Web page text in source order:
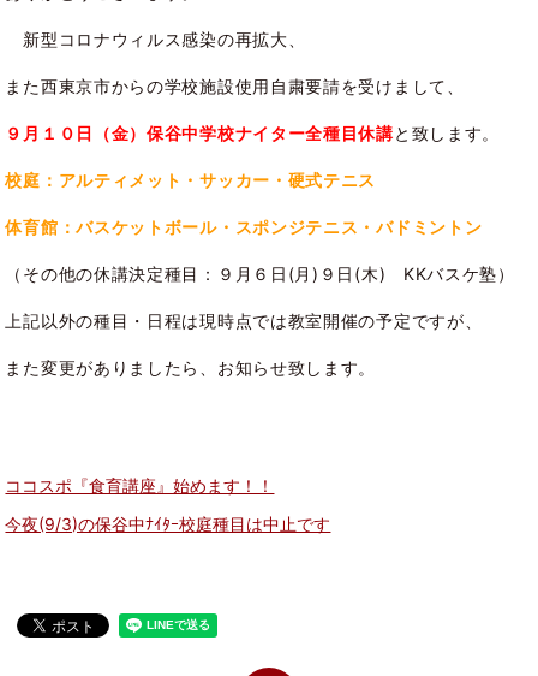
新型コロナウィルス感染の再拡大、
また西東京市からの学校施設使用自粛要請を受けまして、
９月１０日（金）保谷中学校ナイター全種目休講と致します。
校庭：アルティメット・サッカー・硬式テニス
体育館：バスケットボール・スポンジテニス・バドミントン
（その他の休講決定種目：９月６日(月)９日(木) KKバスケ塾）
上記以外の種目・日程は現時点では教室開催の予定ですが、
また変更がありましたら、お知らせ致します。
ココスポ『食育講座』始めます！！
今夜(9/3)の保谷中ﾅｲﾀｰ校庭種目は中止です